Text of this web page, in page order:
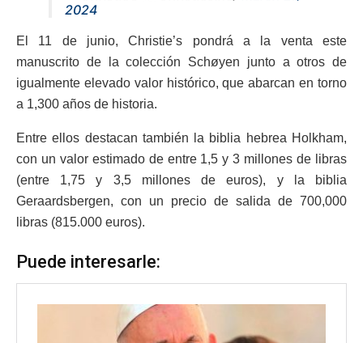
2024
El 11 de junio, Christie’s pondrá a la venta este
manuscrito de la colección Schøyen junto a otros de
igualmente elevado valor histórico, que abarcan en torno
a 1,300 años de historia.
Entre ellos destacan también la biblia hebrea Holkham,
con un valor estimado de entre 1,5 y 3 millones de libras
(entre 1,75 y 3,5 millones de euros), y la biblia
Geraardsbergen, con un precio de salida de 700,000
libras (815.000 euros).
Puede interesarle: